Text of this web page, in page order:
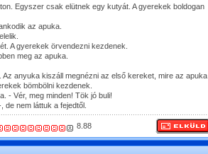
Egyszer csak elütnek egy kutyát. A gyerekek boldogan
az apuka.
A gyerekek örvendezni kezdenek.
meg az apuka.
Az anyuka kiszáll megnézni az első kereket, mire az apuka
bömbölni kezdenek.
- Vér, meg minden! Tök jó buli!
nem láttuk a fejedtől.
8.88